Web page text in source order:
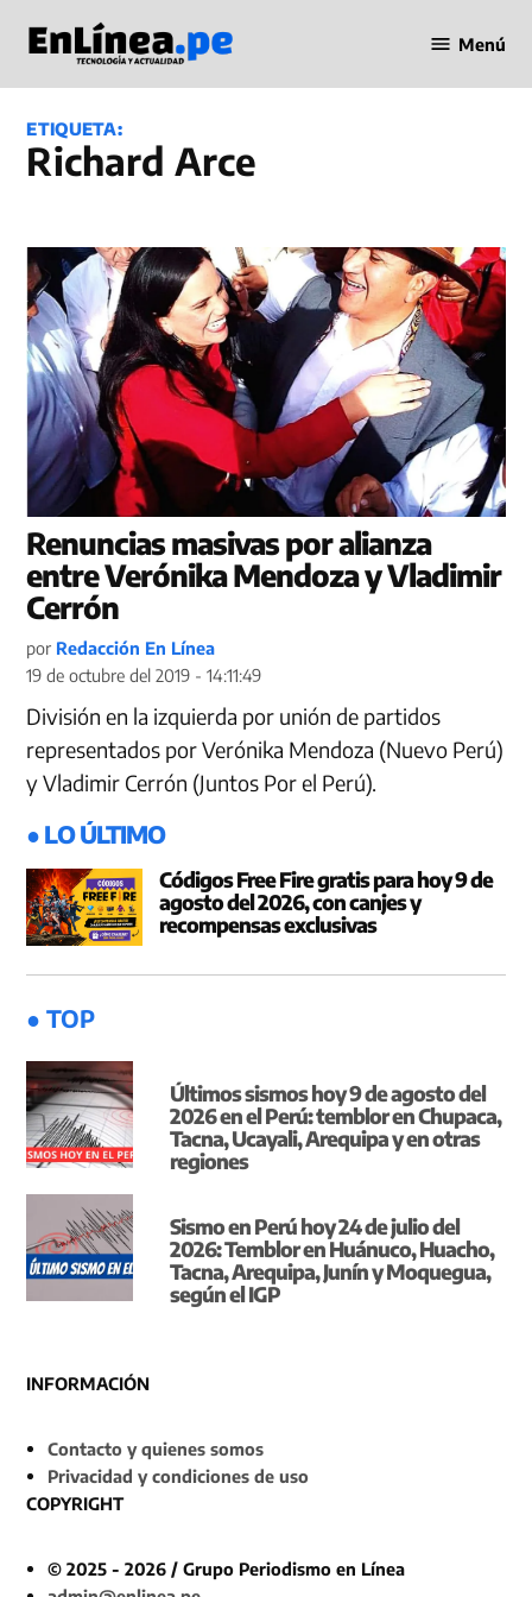
contenido
en Línea
Menú
ETIQUETA:
Richard Arce
Renuncias masivas por alianza
entre Verónika Mendoza y Vladimir
Cerrón
por Redacción En Línea
19 de octubre del 2019 - 14:11:49
División en la izquierda por unión de partidos
representados por Verónika Mendoza (Nuevo Perú)
y Vladimir Cerrón (Juntos Por el Perú).
● LO ÚLTIMO
Códigos Free Fire gratis para hoy 9 de
agosto del 2026, con canjes y
recompensas exclusivas
● TOP
Últimos sismos hoy 9 de agosto del
2026 en el Perú: temblor en Chupaca,
Tacna, Ucayali, Arequipa y en otras
regiones
Sismo en Perú hoy 24 de julio del
2026: Temblor en Huánuco, Huacho,
Tacna, Arequipa, Junín y Moquegua,
según el IGP
INFORMACIÓN
Contacto y quienes somos
Privacidad y condiciones de uso
COPYRIGHT
© 2025 - 2026 / Grupo Periodismo en Línea